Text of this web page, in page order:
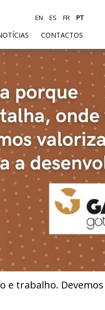
CONTACTOS
EN ES FR PT
e trabalho.